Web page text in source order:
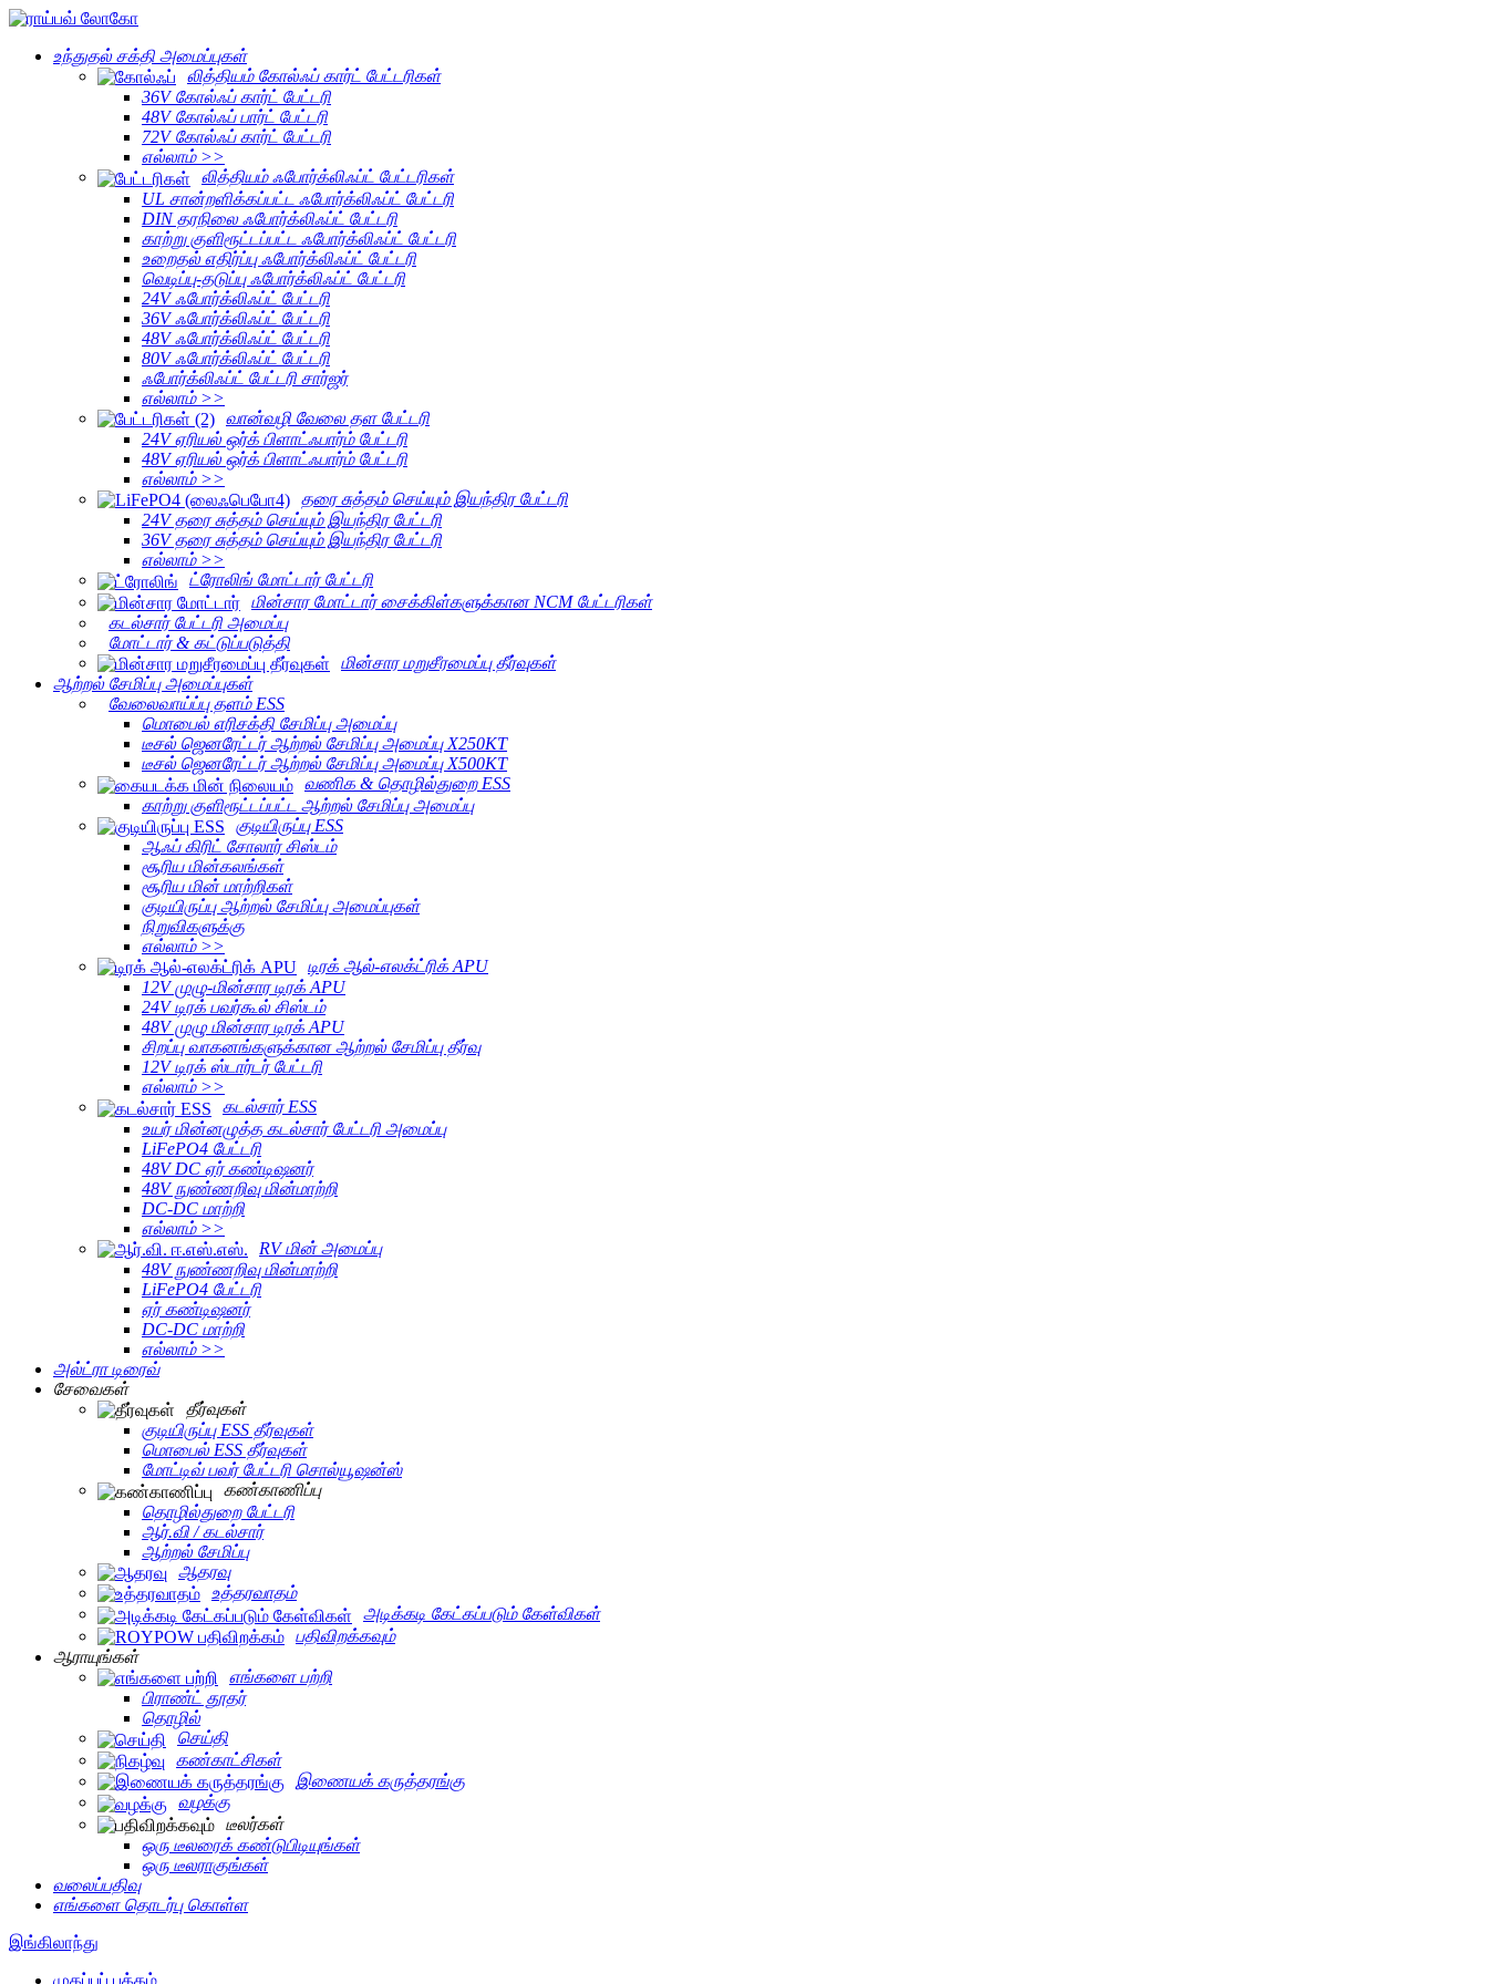
உந்துதல் சக்தி அமைப்புகள்
லித்தியம் கோல்ஃப் கார்ட் பேட்டரிகள்
36V கோல்ஃப் கார்ட் பேட்டரி
48V கோல்ஃப் பார்ட் பேட்டரி
72V கோல்ஃப் கார்ட் பேட்டரி
எல்லாம் >>
லித்தியம் ஃபோர்க்லிஃப்ட் பேட்டரிகள்
UL சான்றளிக்கப்பட்ட ஃபோர்க்லிஃப்ட் பேட்டரி
DIN தரநிலை ஃபோர்க்லிஃப்ட் பேட்டரி
காற்று குளிரூட்டப்பட்ட ஃபோர்க்லிஃப்ட் பேட்டரி
உறைதல் எதிர்ப்பு ஃபோர்க்லிஃப்ட் பேட்டரி
வெடிப்பு-தடுப்பு ஃபோர்க்லிஃப்ட் பேட்டரி
24V ஃபோர்க்லிஃப்ட் பேட்டரி
36V ஃபோர்க்லிஃப்ட் பேட்டரி
48V ஃபோர்க்லிஃப்ட் பேட்டரி
80V ஃபோர்க்லிஃப்ட் பேட்டரி
ஃபோர்க்லிஃப்ட் பேட்டரி சார்ஜர்
எல்லாம் >>
வான்வழி வேலை தள பேட்டரி
24V ஏரியல் ஒர்க் பிளாட்ஃபார்ம் பேட்டரி
48V ஏரியல் ஒர்க் பிளாட்ஃபார்ம் பேட்டரி
எல்லாம் >>
தரை சுத்தம் செய்யும் இயந்திர பேட்டரி
24V தரை சுத்தம் செய்யும் இயந்திர பேட்டரி
36V தரை சுத்தம் செய்யும் இயந்திர பேட்டரி
எல்லாம் >>
ட்ரோலிங் மோட்டார் பேட்டரி
மின்சார மோட்டார் சைக்கிள்களுக்கான NCM பேட்டரிகள்
கடல்சார் பேட்டரி அமைப்பு
மோட்டார் & கட்டுப்படுத்தி
மின்சார மறுசீரமைப்பு தீர்வுகள்
ஆற்றல் சேமிப்பு அமைப்புகள்
வேலைவாய்ப்பு தளம் ESS
மொபைல் எரிசக்தி சேமிப்பு அமைப்பு
டீசல் ஜெனரேட்டர் ஆற்றல் சேமிப்பு அமைப்பு X250KT
டீசல் ஜெனரேட்டர் ஆற்றல் சேமிப்பு அமைப்பு X500KT
வணிக & தொழில்துறை ESS
காற்று குளிரூட்டப்பட்ட ஆற்றல் சேமிப்பு அமைப்பு
குடியிருப்பு ESS
ஆஃப் கிரிட் சோலார் சிஸ்டம்
சூரிய மின்கலங்கள்
சூரிய மின் மாற்றிகள்
குடியிருப்பு ஆற்றல் சேமிப்பு அமைப்புகள்
நிறுவிகளுக்கு
எல்லாம் >>
டிரக் ஆல்-எலக்ட்ரிக் APU
12V முழு-மின்சார டிரக் APU
24V டிரக் பவர்கூல் சிஸ்டம்
48V முழு மின்சார டிரக் APU
சிறப்பு வாகனங்களுக்கான ஆற்றல் சேமிப்பு தீர்வு
12V டிரக் ஸ்டார்டர் பேட்டரி
எல்லாம் >>
கடல்சார் ESS
உயர் மின்னழுத்த கடல்சார் பேட்டரி அமைப்பு
LiFePO4 பேட்டரி
48V DC ஏர் கண்டிஷனர்
48V நுண்ணறிவு மின்மாற்றி
DC-DC மாற்றி
எல்லாம் >>
RV மின் அமைப்பு
48V நுண்ணறிவு மின்மாற்றி
LiFePO4 பேட்டரி
ஏர் கண்டிஷனர்
DC-DC மாற்றி
எல்லாம் >>
அல்ட்ரா டிரைவ்
சேவைகள்
தீர்வுகள்
குடியிருப்பு ESS தீர்வுகள்
மொபைல் ESS தீர்வுகள்
மோட்டிவ் பவர் பேட்டரி சொல்யூஷன்ஸ்
கண்காணிப்பு
தொழில்துறை பேட்டரி
ஆர்.வி / கடல்சார்
ஆற்றல் சேமிப்பு
ஆதரவு
உத்தரவாதம்
அடிக்கடி கேட்கப்படும் கேள்விகள்
பதிவிறக்கவும்
ஆராயுங்கள்
எங்களை பற்றி
பிராண்ட் தூதர்
தொழில்
செய்தி
கண்காட்சிகள்
இணையக் கருத்தரங்கு
வழக்கு
டீலர்கள்
ஒரு டீலரைக் கண்டுபிடியுங்கள்
ஒரு டீலராகுங்கள்
வலைப்பதிவு
எங்களை தொடர்பு கொள்ள
இங்கிலாந்து
முகப்புப் பக்கம்